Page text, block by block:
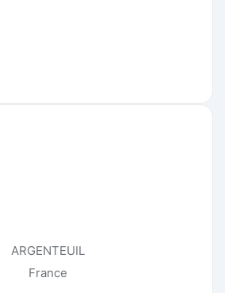
ARGENTEUIL
France